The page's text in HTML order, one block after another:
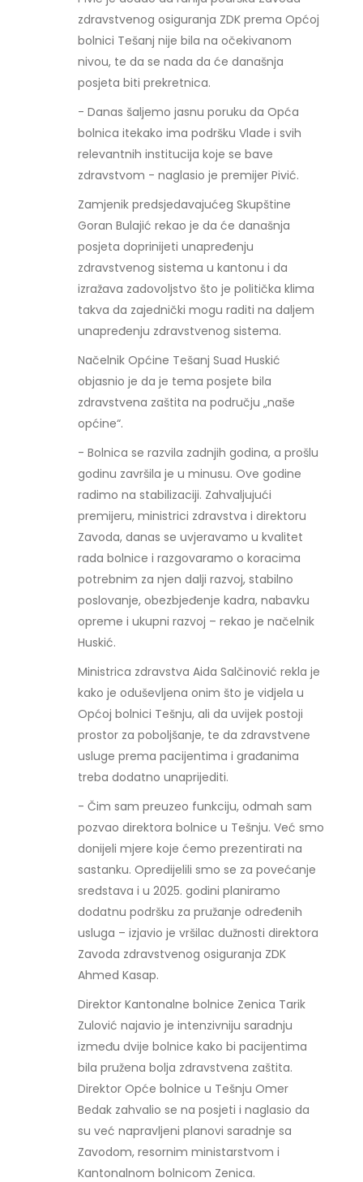
zdravstvenog osiguranja ZDK prema Općoj
bolnici Tešanj nije bila na očekivanom
nivou, te da se nada da će današnja
posjeta biti prekretnica.
- Danas šaljemo jasnu poruku da Opća
bolnica itekako ima podršku Vlade i svih
relevantnih institucija koje se bave
zdravstvom - naglasio je premijer Pivić.
Zamjenik predsjedavajućeg Skupštine
Goran Bulajić rekao je da će današnja
posjeta doprinijeti unapređenju
zdravstvenog sistema u kantonu i da
izražava zadovoljstvo što je politička klima
takva da zajednički mogu raditi na daljem
unapređenju zdravstvenog sistema.
Načelnik Općine Tešanj Suad Huskić
objasnio je da je tema posjete bila
zdravstvena zaštita na području „naše
općine“.
- Bolnica se razvila zadnjih godina, a prošlu
godinu završila je u minusu. Ove godine
radimo na stabilizaciji. Zahvaljujući
premijeru, ministrici zdravstva i direktoru
Zavoda, danas se uvjeravamo u kvalitet
rada bolnice i razgovaramo o koracima
potrebnim za njen dalji razvoj, stabilno
poslovanje, obezbjeđenje kadra, nabavku
opreme i ukupni razvoj – rekao je načelnik
Huskić.
Ministrica zdravstva Aida Salčinović rekla je
kako je oduševljena onim što je vidjela u
Općoj bolnici Tešnju, ali da uvijek postoji
prostor za poboljšanje, te da zdravstvene
usluge prema pacijentima i građanima
treba dodatno unaprijediti.
- Čim sam preuzeo funkciju, odmah sam
pozvao direktora bolnice u Tešnju. Već smo
donijeli mjere koje ćemo prezentirati na
sastanku. Opredijelili smo se za povećanje
sredstava i u 2025. godini planiramo
dodatnu podršku za pružanje određenih
usluga – izjavio je vršilac dužnosti direktora
Zavoda zdravstvenog osiguranja ZDK
Ahmed Kasap.
Direktor Kantonalne bolnice Zenica Tarik
Zulović najavio je intenzivniju saradnju
između dvije bolnice kako bi pacijentima
bila pružena bolja zdravstvena zaštita.
Direktor Opće bolnice u Tešnju Omer
Bedak zahvalio se na posjeti i naglasio da
su već napravljeni planovi saradnje sa
Zavodom, resornim ministarstvom i
Kantonalnom bolnicom Zenica.